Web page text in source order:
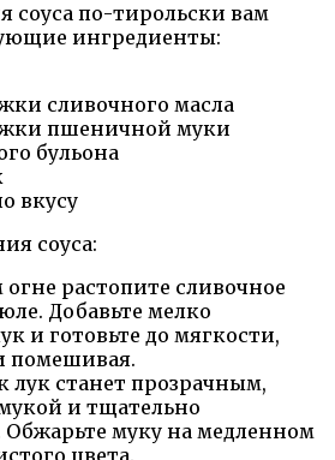
соуса по-тирольски вам
ингредиенты:
сливочного масла
пшеничной муки
бульона
вкусу
соуса:
растопите сливочное
Добавьте мелко
и готовьте до мягкости,
помешивая.
лук станет прозрачным,
и тщательно
муку на медленном
цвета.